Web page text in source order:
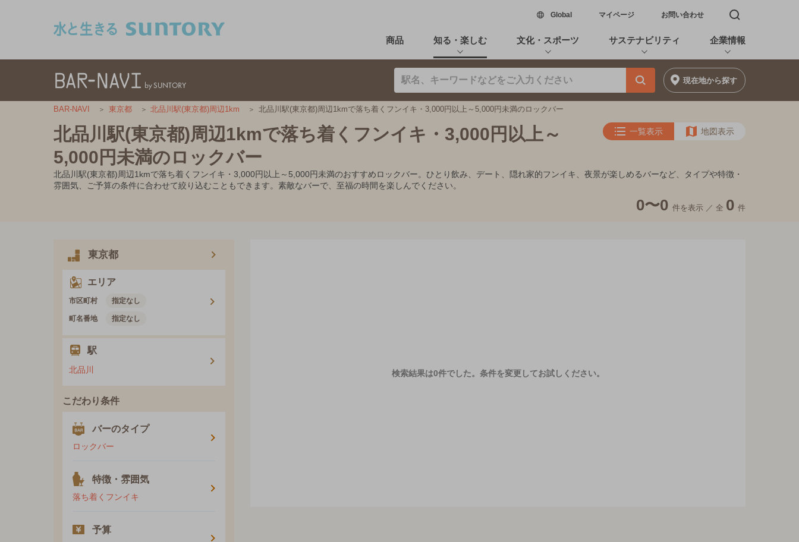
Global新しいウィンドウで開く
マイページ お問い合わせ 検索窓を開く
商品 知る・楽しむ 文化・スポーツ サステナビリティ 企業情報
現在地から探す
BAR-NAVI 東京都 北品川駅(東京都)周辺1km 北品川駅(東京都)周辺1kmで落ち着くフンイキ・3,000円以上～5,000円未満のロックバー
北品川駅(東京都)周辺1kmで落ち着くフンイキ・3,000円以上～
5,000円未満のロックバー
一覧表示 地図表示
北品川駅(東京都)周辺1kmで落ち着くフンイキ・3,000円以上～5,000円未満のおすすめロックバー。ひとり飲み、デート、隠れ家的フンイキ、夜景が楽しめるバーなど、タイプや特徴・
雰囲気、ご予算の条件に合わせて絞り込むこともできます。素敵なバーで、至福の時間を楽しんでください。
0〜0 件を表示 ／ 全 0 件
東京都
エリア
市区町村 指定なし
町名番地 指定なし
駅
北品川
こだわり条件
バーのタイプ
ロックバー
特徴・雰囲気
落ち着くフンイキ
予算
検索結果は0件でした。 条件を変更してお試しください。